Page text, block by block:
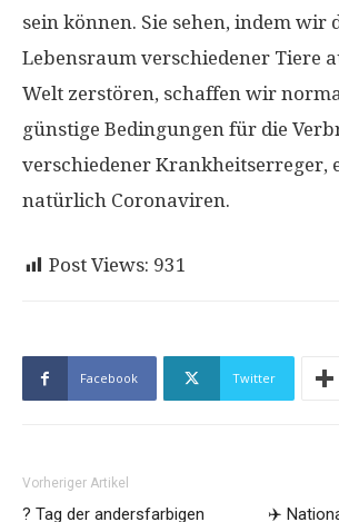
sein können. Sie sehen, indem wir
Lebensraum verschiedener Tiere
Welt zerstören, schaffen wir
günstige Bedingungen für die
verschiedener Krankheitserreger,
natürlich Coronaviren.
Post Views: 931
Facebook Twitter
Vorheriger Artikel
? Tag der andersfarbigen
✈️